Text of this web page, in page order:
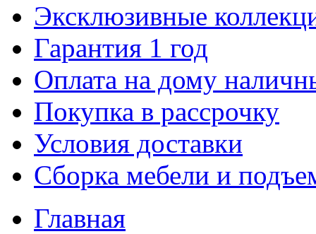
Эксклюзивные
Гарантия 1 год
Оплата на дому
Покупка в рассрочку
Условия доставки
Сборка мебели и
Главная